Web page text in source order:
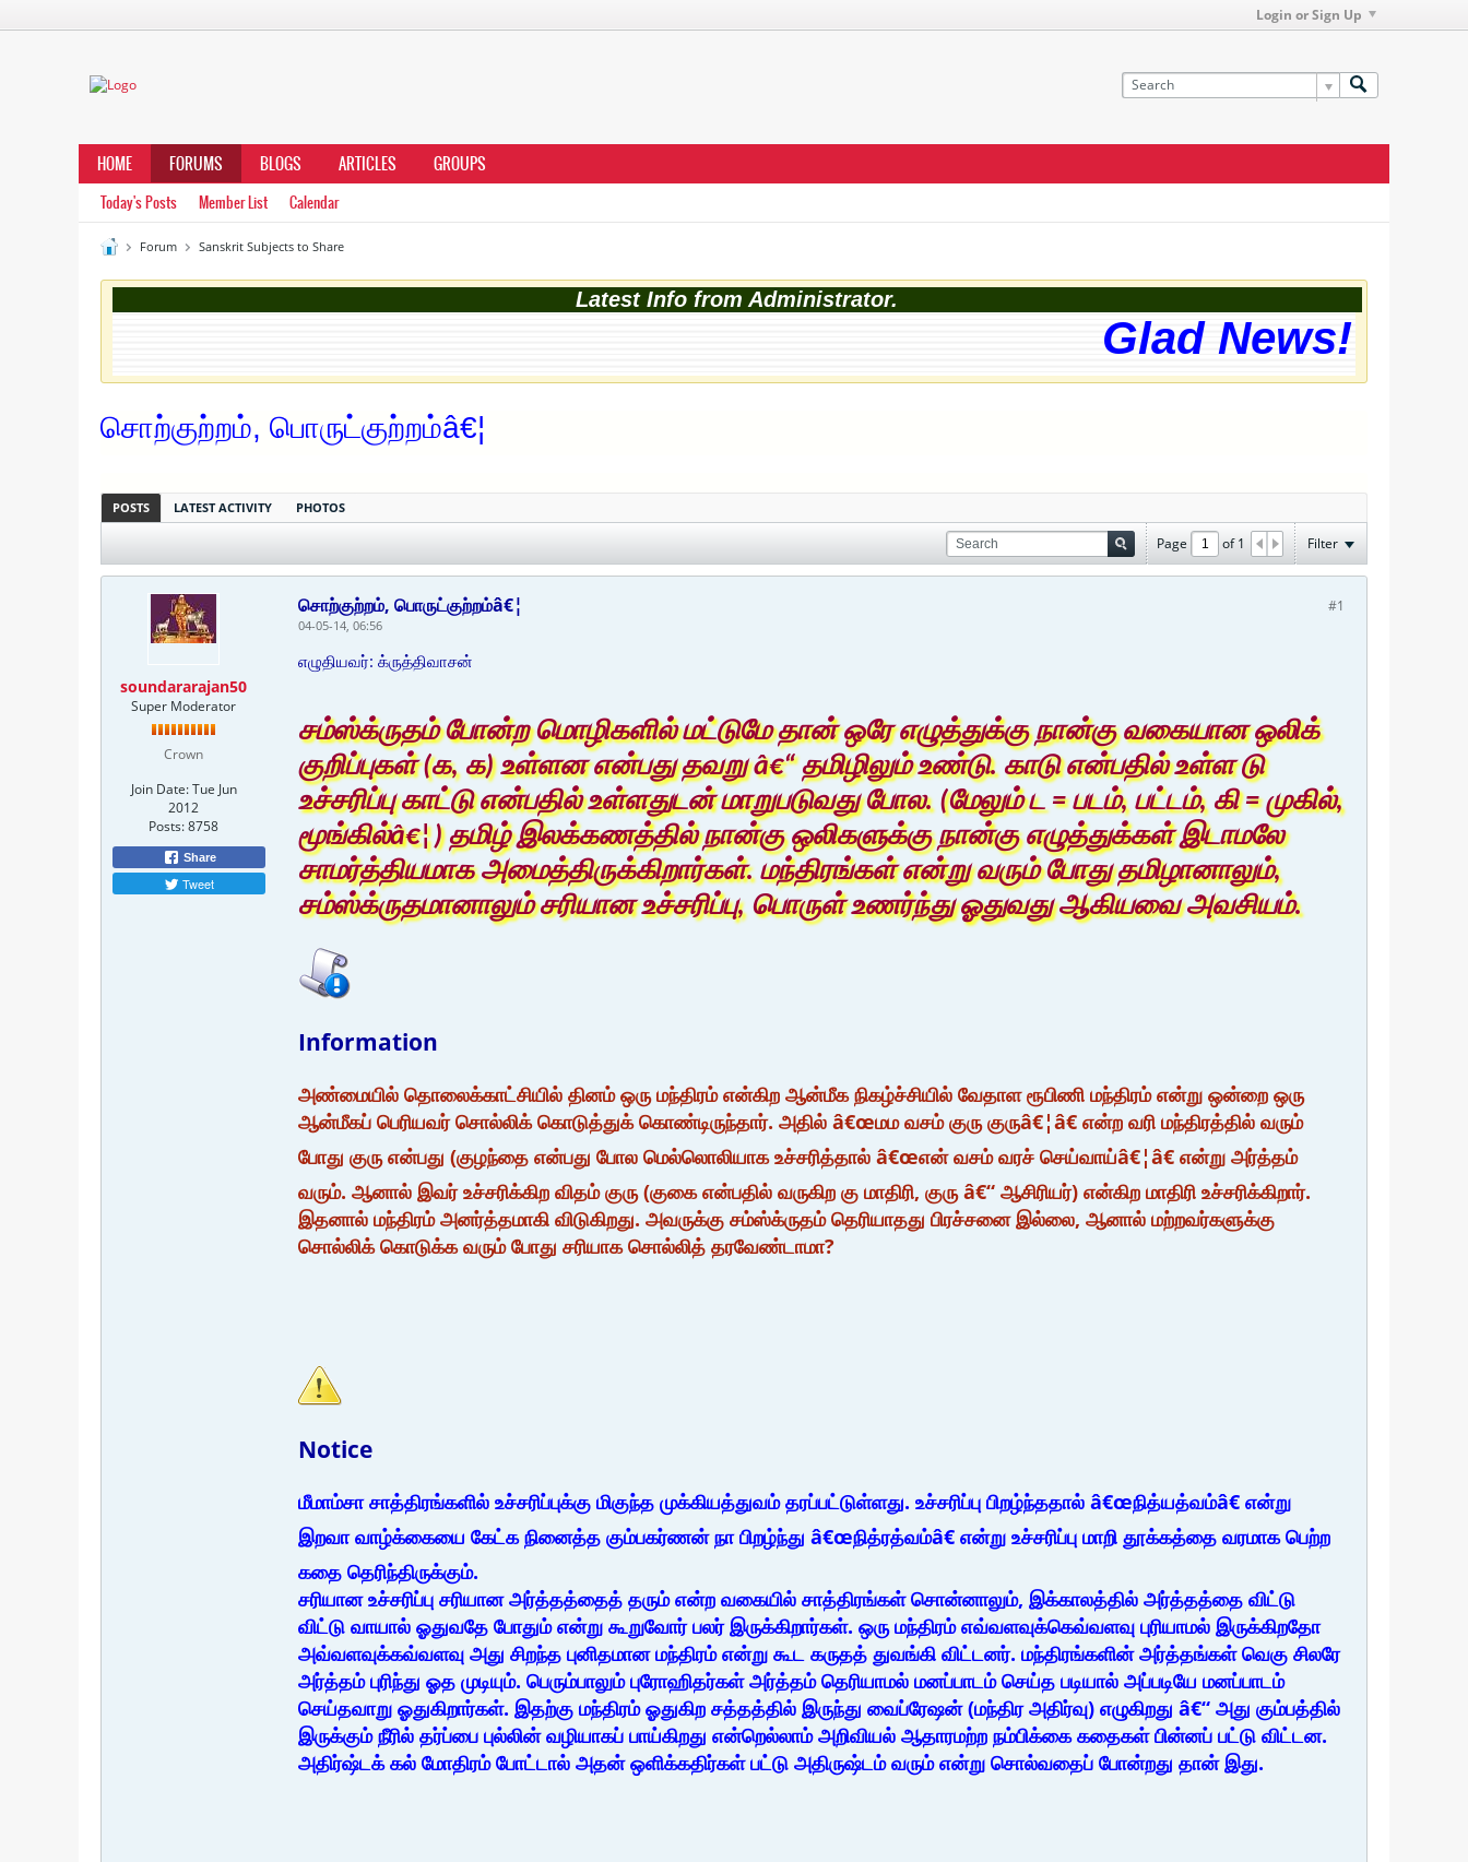
Login or Sign Up
HOME FORUMS BLOGS ARTICLES GROUPS
Today's Posts Member List Calendar
Forum Sanskrit Subjects to Share
Latest Info from Administrator.
Glad News! The
சொற்குற்றம், பொருட்குற்றம்â€¦
POSTS LATEST ACTIVITY PHOTOS
Page of1 Filter
soundararajan50
Super Moderator
Crown
Join Date: Tue Jun
2012
Posts:8758
Share
Tweet
#1
சொற்குற்றம், பொருட்குற்றம்â€¦
04-05-14, 06:56
எழுதியவர்: க்ருத்திவாசன்
சம்ஸ்க்ருதம் போன்ற மொழிகளில் மட்டுமே தான் ஒரே எழுத்துக்கு நான்கு வகையான ஒலிக்
குறிப்புகள் (க, க) உள்ளன என்பது தவறு â€“ தமிழிலும் உண்டு. காடு என்பதில் உள்ள டு
உச்சரிப்பு காட்டு என்பதில் உள்ளதுடன் மாறுபடுவது போல. (மேலும் ட = படம், பட்டம், கி = முகில்,
மூங்கில்â€¦) தமிழ் இலக்கணத்தில் நான்கு ஒலிகளுக்கு நான்கு எழுத்துக்கள் இடாமலே
சாமர்த்தியமாக அமைத்திருக்கிறார்கள். மந்திரங்கள் என்று வரும் போது தமிழானாலும்,
சம்ஸ்க்ருதமானாலும் சரியான உச்சரிப்பு, பொருள் உணர்ந்து ஓதுவது ஆகியவை அவசியம்.
Information
அண்மையில் தொலைக்காட்சியில் தினம் ஒரு மந்திரம் என்கிற ஆன்மீக நிகழ்ச்சியில் வேதாள ரூபிணி மந்திரம் என்று ஒன்றை ஒரு
ஆன்மீகப் பெரியவர் சொல்லிக் கொடுத்துக் கொண்டிருந்தார். அதில் â€œமம வசம் குரு குருâ€¦â€ என்ற வரி மந்திரத்தில் வரும்
போது குரு என்பது (குழந்தை என்பது போல மெல்லொலியாக உச்சரித்தால் â€œஎன் வசம் வரச் செய்வாய்â€¦â€ என்று அர்த்தம்
வரும். ஆனால் இவர் உச்சரிக்கிற விதம் குரு (குகை என்பதில் வருகிற கு மாதிரி, குரு â€“ ஆசிரியர்) என்கிற மாதிரி உச்சரிக்கிறார்.
இதனால் மந்திரம் அனர்த்தமாகி விடுகிறது. அவருக்கு சம்ஸ்க்ருதம் தெரியாதது பிரச்சனை இல்லை, ஆனால் மற்றவர்களுக்கு
சொல்லிக் கொடுக்க வரும் போது சரியாக சொல்லித் தரவேண்டாமா?
Notice
மீமாம்சா சாத்திரங்களில் உச்சரிப்புக்கு மிகுந்த முக்கியத்துவம் தரப்பட்டுள்ளது. உச்சரிப்பு பிறழ்ந்ததால் â€œநித்யத்வம்â€ என்று
இறவா வாழ்க்கையை கேட்க நினைத்த கும்பகர்ணன் நா பிறழ்ந்து â€œநித்ரத்வம்â€ என்று உச்சரிப்பு மாறி தூக்கத்தை வரமாக பெற்ற
கதை தெரிந்திருக்கும்.
சரியான உச்சரிப்பு சரியான அர்த்தத்தைத் தரும் என்ற வகையில் சாத்திரங்கள் சொன்னாலும், இக்காலத்தில் அர்த்தத்தை விட்டு
விட்டு வாயால் ஓதுவதே போதும் என்று கூறுவோர் பலர் இருக்கிறார்கள். ஒரு மந்திரம் எவ்வளவுக்கெவ்வளவு புரியாமல் இருக்கிறதோ
அவ்வளவுக்கவ்வளவு அது சிறந்த புனிதமான மந்திரம் என்று கூட கருதத் துவங்கி விட்டனர். மந்திரங்களின் அர்த்தங்கள் வெகு சிலரே
அர்த்தம் புரிந்து ஓத முடியும். பெரும்பாலும் புரோஹிதர்கள் அர்த்தம் தெரியாமல் மனப்பாடம் செய்த படியால் அப்படியே மனப்பாடம்
செய்தவாறு ஓதுகிறார்கள். இதற்கு மந்திரம் ஓதுகிற சத்தத்தில் இருந்து வைப்ரேஷன் (மந்திர அதிர்வு) எழுகிறது â€“ அது கும்பத்தில்
இருக்கும் நீரில் தர்ப்பை புல்லின் வழியாகப் பாய்கிறது என்றெல்லாம் அறிவியல் ஆதாரமற்ற நம்பிக்கை கதைகள் பின்னப் பட்டு விட்டன.
அதிர்ஷ்டக் கல் மோதிரம் போட்டால் அதன் ஒளிக்கதிர்கள் பட்டு அதிருஷ்டம் வரும் என்று சொல்வதைப் போன்றது தான் இது.